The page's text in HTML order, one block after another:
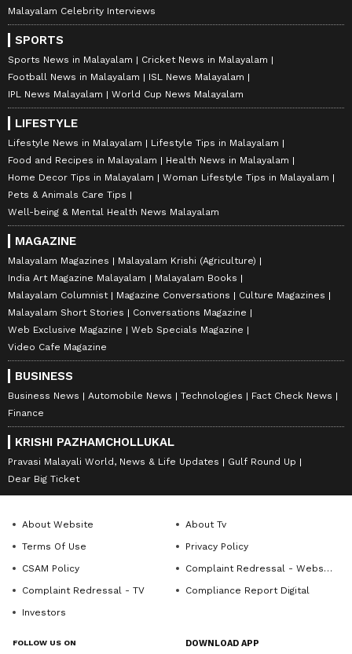
Malayalam Celebrity Interviews
SPORTS
Sports News in Malayalam
Cricket News in Malayalam
Football News in Malayalam
ISL News Malayalam
IPL News Malayalam
World Cup News Malayalam
LIFESTYLE
Lifestyle News in Malayalam
Lifestyle Tips in Malayalam
Food and Recipes in Malayalam
Health News in Malayalam
Home Decor Tips in Malayalam
Woman Lifestyle Tips in Malayalam
Pets & Animals Care Tips
Well-being & Mental Health News Malayalam
MAGAZINE
Malayalam Magazines
Malayalam Krishi (Agriculture)
India Art Magazine Malayalam
Malayalam Books
Malayalam Columnist
Magazine Conversations
Culture Magazines
Malayalam Short Stories
Conversations Magazine
Web Exclusive Magazine
Web Specials Magazine
Video Cafe Magazine
BUSINESS
Business News Automobile News Technologies
Fact Check News
Finance
KRISHI PAZHAMCHOLLUKAL
Pravasi Malayali World, News & Life Updates
Gulf Round Up
Dear Big Ticket
About Website
About Tv
Terms Of Use
Privacy Policy
CSAM Policy
Complaint Redressal - Website
Complaint Redressal - TV
Compliance Report Digital
Investors
FOLLOW US ON DOWNLOAD APP